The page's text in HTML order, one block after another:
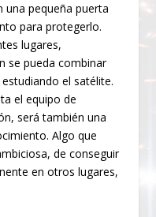
una pequeña puerta
para protegerlo.
lugares,
se pueda combinar
el satélite.
el equipo de
será también una
Algo que
de conseguir
en otros lugares,